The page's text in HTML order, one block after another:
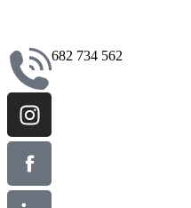
682 734 562